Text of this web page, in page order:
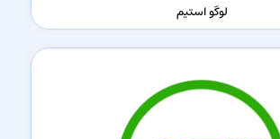
لوگو استیم